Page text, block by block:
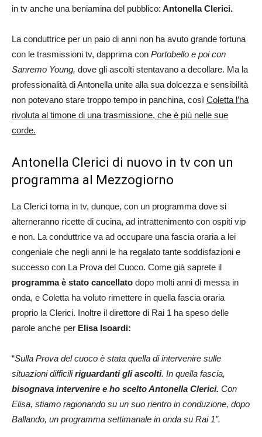
in tv anche una beniamina del pubblico: Antonella Clerici.
La conduttrice per un paio di anni non ha avuto grande fortuna
con le trasmissioni tv, dapprima con Portobello e poi con
Sanremo Young, dove gli ascolti stentavano a decollare. Ma la
professionalità di Antonella unite alla sua dolcezza e sensibilità
non potevano stare troppo tempo in panchina, così Coletta l’ha
rivoluta al timone di una trasmissione, che è più nelle sue
corde.
Antonella Clerici di nuovo in tv con un
programma al Mezzogiorno
La Clerici torna in tv, dunque, con un programma dove si
alterneranno ricette di cucina, ad intrattenimento con ospiti vip
e non. La conduttrice va ad occupare una fascia oraria a lei
congeniale che negli anni le ha regalato tante soddisfazioni e
successo con La Prova del Cuoco. Come già saprete il
programma è stato cancellato dopo molti anni di messa in
onda, e Coletta ha voluto rimettere in quella fascia oraria
proprio la Clerici. Inoltre il direttore di Rai 1 ha speso delle
parole anche per Elisa Isoardi:
“Sulla Prova del cuoco è stata quella di intervenire sulle
situazioni difficiliriguardanti gli ascolti. In quella fascia,
bisognava intervenire e ho scelto Antonella Clerici. Con
Elisa, stiamo ragionando su un suo rientro in conduzione, dopo
Ballando, un programma settimanale in onda su Rai 1″.